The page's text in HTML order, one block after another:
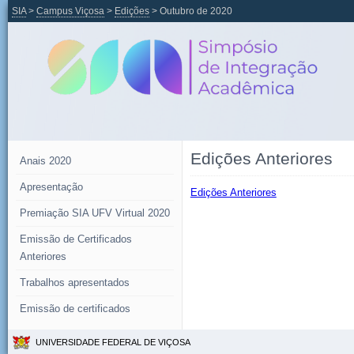
SIA> Campus Viçosa> Edições> Outubro de 2020
Anais 2020
Apresentação
Premiação SIA UFV Virtual 2020
Emissão de Certificados
Anteriores
Trabalhos apresentados
Emissão de certificados
Edições Anteriores
Edições Anteriores
UNIVERSIDADE FEDERAL DE VIÇOSA